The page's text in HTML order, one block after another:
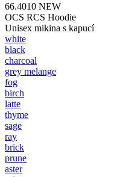
66.4010 NEW
OCS RCS Hoodie
Unisex mikina s kapucí
white
black
charcoal
grey melange
fog
birch
latte
thyme
sage
ray
brick
prune
aster